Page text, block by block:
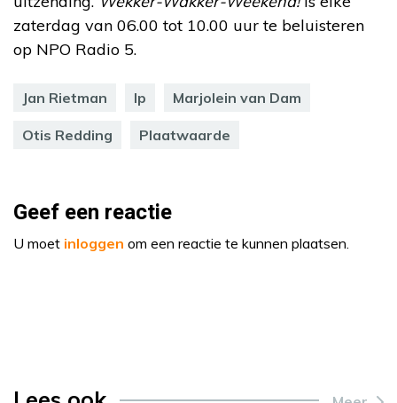
zaterdag van 06.00 tot 10.00 uur te beluisteren
op NPO Radio 5.
Jan Rietman lp Marjolein van Dam
Otis Redding Plaatwaarde
Geef een reactie
U moet inloggen om een reactie te kunnen plaatsen.